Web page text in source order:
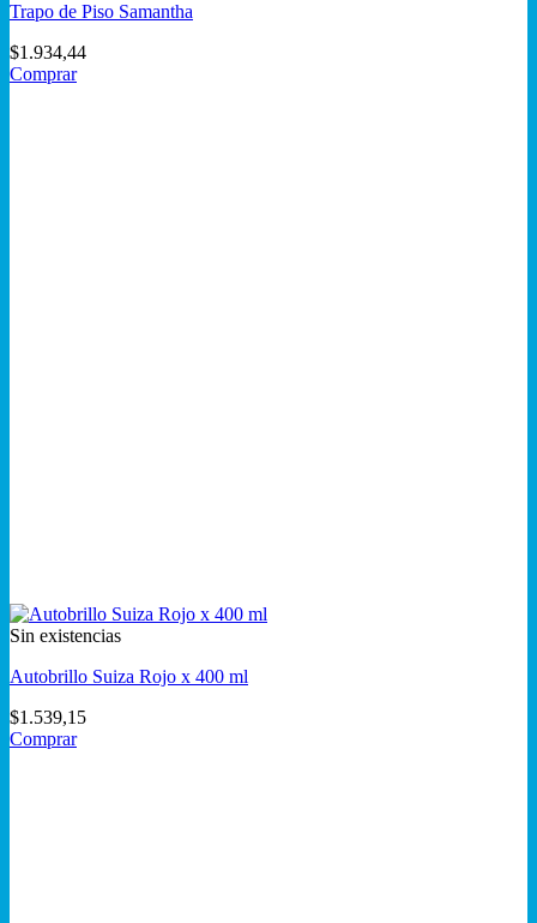
Trapo de Piso Samantha
$1.934,44
Comprar
Sin existencias
Autobrillo Suiza Rojo x 400 ml
$1.539,15
Comprar